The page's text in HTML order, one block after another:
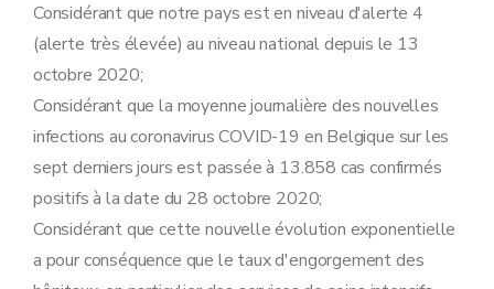
Considérant que notre pays est en niveau d'alerte 4
(alerte très élevée) au niveau national depuis le 13
octobre 2020;
Considérant que la moyenne journalière des nouvelles
infections au coronavirus COVID-19 en Belgique sur les
sept derniers jours est passée à 13.858 cas confirmés
positifs à la date du 28 octobre 2020;
Considérant que cette nouvelle évolution exponentielle
a pour conséquence que le taux d'engorgement des